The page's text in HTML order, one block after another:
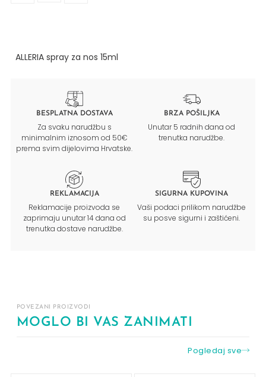
ALLERIA spray za nos 15ml
BESPLATNA DOSTAVA
Za svaku narudžbu s
minimalnim iznosom od 50€
prema svim dijelovima Hrvatske.
BRZA POŠILJKA
Unutar 5 radnih dana od
trenutka narudžbe.
REKLAMACIJA
Reklamacije proizvoda se
zaprimaju unutar 14 dana od
trenutka dostave narudžbe.
SIGURNA KUPOVINA
Vaši podaci prilikom narudžbe
su posve sigurni i zaštićeni.
POVEZANI PROIZVODI
MOGLO BI VAS ZANIMATI
Pogledaj sve